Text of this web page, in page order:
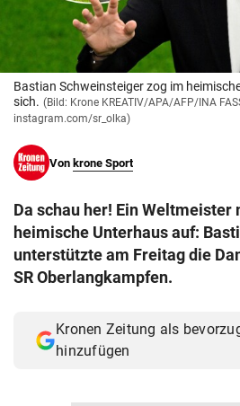
© Krone Multimedia GmbH & Co KG
Muthgasse 2, 1190 Wien
Bastian Schweinsteiger zog im
sich. (Bild: Krone KREATIV/APA/AFP/INA
instagram.com/sr_olka)
Von krone Sport
Da schau her! Ein Weltmeister
heimische Unterhaus auf:
unterstützte am Freitag die
SR Oberlangkampfen.
Kronen Zeitung als
hinzufügen